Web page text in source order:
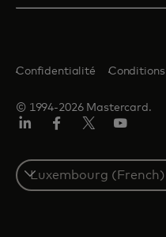
© 1994-2026 Mastercard.
Confidentialité Conditions
Select
a
country